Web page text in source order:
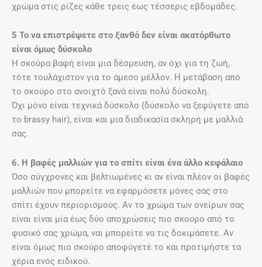
χρώμα στις ρίζες κάθε τρεις έως τέσσερις εβδομάδες.
5 Το να επιστρέψετε στο ξανθό δεν είναι ακατόρθωτο
είναι όμως δύσκολο
Η σκούρα βαφή είναι μια δέσμευση, αν όχι για τη ζωή,
τότε τουλάχιστον για το άμεσο μέλλον. Η μετάβαση από
το σκούρο στο ανοιχτό ξανά είναι πολύ δύσκολη.
Όχι μόνο είναι τεχνικά δύσκολο (δύσκολο να ξεφύγετε από
το brassy hair), είναι και μια διαδικασία σκληρή με μαλλιά
σας.
6. Η βαφές μαλλιών για το σπίτι είναι ένα άλλο κεφάλαιο
Όσο σύγχρονες και βελτιωμένες κι αν είναι πλέον οι βαφές
μαλλιών που μπορείτε να εφαρμόσετε μόνες σας στο
σπίτι έχουν περιορισμούς. Αν το χρώμα των ονείρων σας
είναι είναι μία έως δύο αποχρώσεις πιο σκούρο από το
φυσικό σας χρώμα, ναι μπορείτε να τις δοκιμάσετε. Αν
είναι όμως πιο σκούρο αποφύγετέ το και προτιμήστε τα
χέρια ενός ειδικού.